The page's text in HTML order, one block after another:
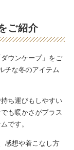
ご紹介
ウンケープ」をご
チな冬のアイテム
ち運びもしやすい
も暖かさがプラス
です。
感想や着こなし方